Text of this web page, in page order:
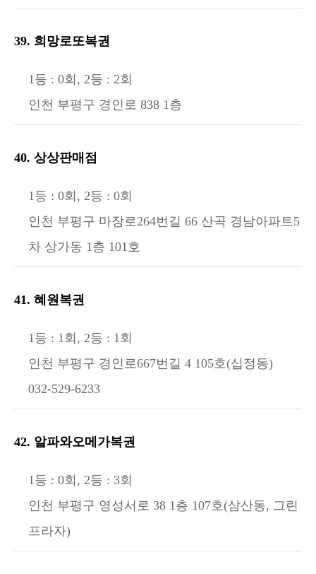
39. 희망로또복권
1등 : 0회, 2등 : 2회
인천 부평구 경인로 838 1층
40. 상상판매점
1등 : 0회, 2등 : 0회
인천 부평구 마장로264번길 66 산곡 경남아파트5
차 상가동 1층 101호
41. 혜원복권
1등 : 1회, 2등 : 1회
인천 부평구 경인로667번길 4 105호(십정동)
032-529-6233
42. 알파와오메가복권
1등 : 0회, 2등 : 3회
인천 부평구 영성서로 38 1층 107호(삼산동, 그린
프라자)